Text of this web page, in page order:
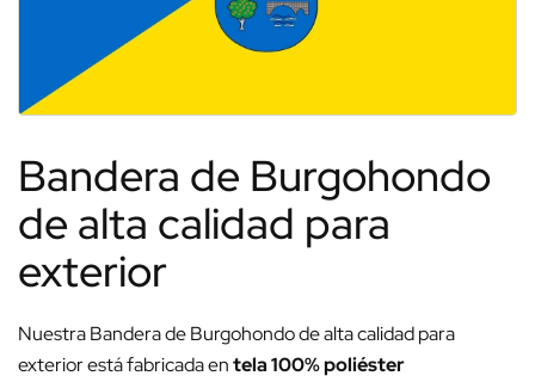
Bandera de Burgohondo
de alta calidad para
exterior
Nuestra Bandera de Burgohondo de alta calidad para
exterior está fabricada entela 100% poliéster